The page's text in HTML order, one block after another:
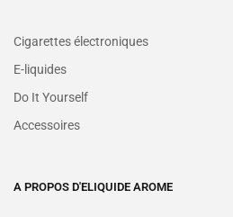
Cigarettes électroniques
E-liquides
Do It Yourself
Accessoires
A PROPOS D'ELIQUIDE AROME